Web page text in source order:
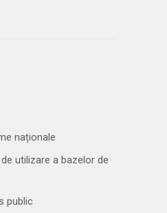
naționale
utilizare a bazelor de
public